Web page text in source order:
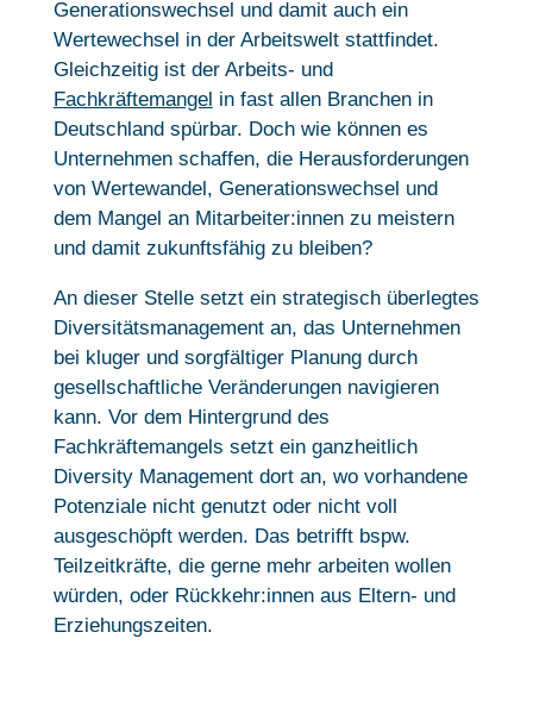
Generationswechsel und damit auch ein
Wertewechsel in der Arbeitswelt stattfindet.
Gleichzeitig ist der Arbeits- und
Fachkräftemangel in fast allen Branchen in
Deutschland spürbar. Doch wie können es
Unternehmen schaffen, die Herausforderungen
von Wertewandel, Generationswechsel und
dem Mangel an Mitarbeiter:innen zu meistern
und damit zukunftsfähig zu bleiben?
An dieser Stelle setzt ein strategisch überlegtes
Diversitätsmanagement an, das Unternehmen
bei kluger und sorgfältiger Planung durch
gesellschaftliche Veränderungen navigieren
kann. Vor dem Hintergrund des
Fachkräftemangels setzt ein ganzheitlich
Diversity Management dort an, wo vorhandene
Potenziale nicht genutzt oder nicht voll
ausgeschöpft werden. Das betrifft bspw.
Teilzeitkräfte, die gerne mehr arbeiten wollen
würden, oder Rückkehr:innen aus Eltern- und
Erziehungszeiten.